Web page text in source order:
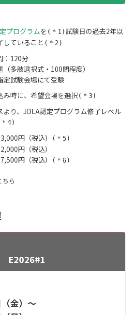
プログラムを (＊1)試験日の過去2年以
していること (＊2)
：120分
（多肢選択式・100問程度）
定試験会場にて受験
み時に、希望会場を選択(＊3)
より、JDLA認定プログラム修了レベル
4)
円（税込） (＊5)
円（税込）
円（税込）
(＊6)
ちら
E2026#1
金）～